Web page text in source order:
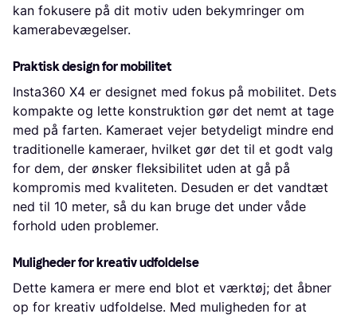
kan fokusere på dit motiv uden bekymringer om
kamerabevægelser.
Praktisk design for mobilitet
Insta360 X4 er designet med fokus på mobilitet. Dets
kompakte og lette konstruktion gør det nemt at tage
med på farten. Kameraet vejer betydeligt mindre end
traditionelle kameraer, hvilket gør det til et godt valg
for dem, der ønsker fleksibilitet uden at gå på
kompromis med kvaliteten. Desuden er det vandtæt
ned til 10 meter, så du kan bruge det under våde
forhold uden problemer.
Muligheder for kreativ udfoldelse
Dette kamera er mere end blot et værktøj; det åbner
op for kreativ udfoldelse. Med muligheden for at